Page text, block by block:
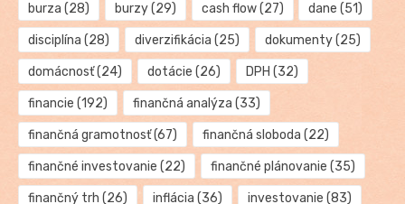
burza (28) burzy(29) cash flow(27) dane (51)
disciplína (28) diverzifikácia (25) dokumenty(25)
domácnosť(24) dotácie (26) DPH (32)
financie (192) finančná analýza (33)
finančná gramotnosť(67) finančná sloboda (22)
finančné investovanie (22) finančné plánovanie (35)
finančný trh (26) inflácia (36) investovanie (83)